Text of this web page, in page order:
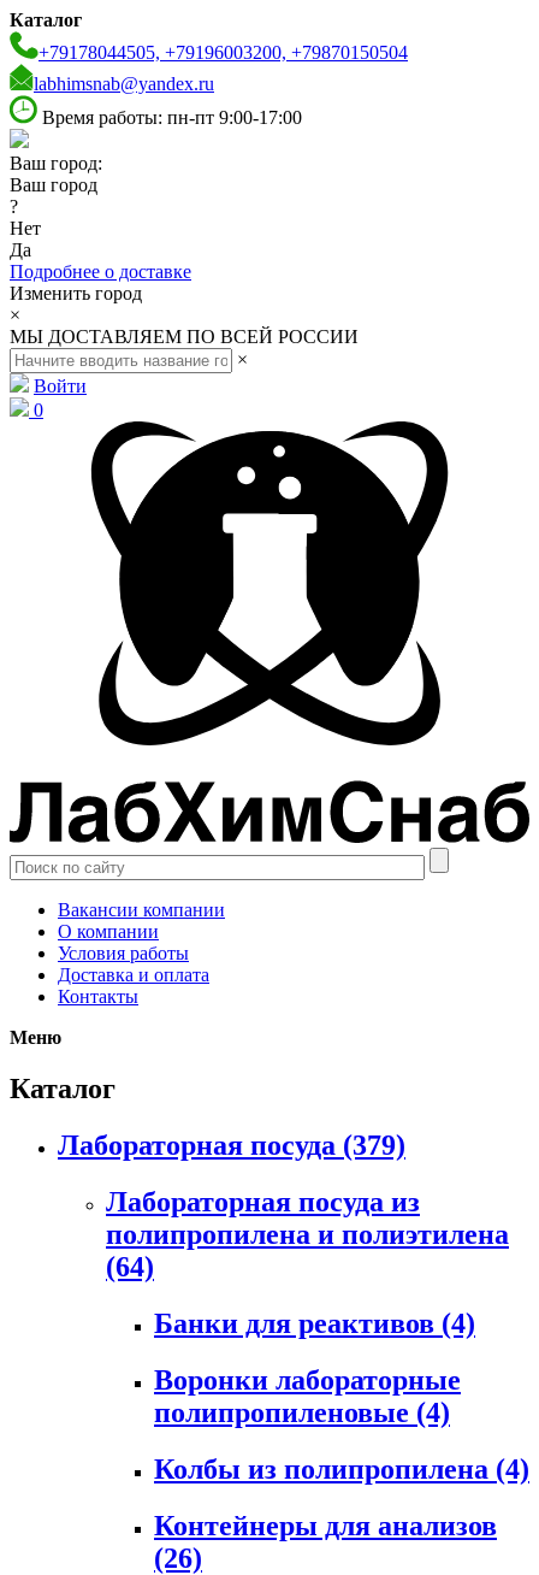
Каталог
+79178044505, +79196003200, +79870150504
labhimsnab@yandex.ru
Время работы: пн-пт 9:00-17:00
Ваш город:
Ваш город
?
Нет
Да
Подробнее о доставке
Изменить город
×
МЫ ДОСТАВЛЯЕМ ПО ВСЕЙ РОССИИ
×
Войти
0
Вакансии компании
О компании
Условия работы
Доставка и оплата
Контакты
Меню
Каталог
Лабораторная посуда (379)
Лабораторная посуда из
полипропилена и полиэтилена
(64)
Банки для реактивов (4)
Воронки лабораторные
полипропиленовые (4)
Колбы из полипропилена (4)
Контейнеры для анализов
(26)